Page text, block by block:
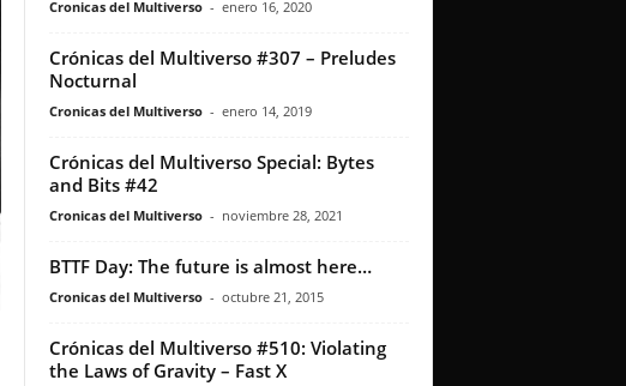
Cronicas del Multiverso - enero 16, 2020
Crónicas del Multiverso #307 – Preludes
Nocturnal
Cronicas del Multiverso - enero 14, 2019
Crónicas del Multiverso Special: Bytes
and Bits #42
Cronicas del Multiverso - noviembre 28, 2021
BTTF Day: The future is almost here…
Cronicas del Multiverso - octubre 21, 2015
Crónicas del Multiverso #510: Violating
the Laws of Gravity – Fast X